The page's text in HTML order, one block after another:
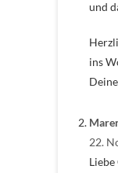
und
ins
22.